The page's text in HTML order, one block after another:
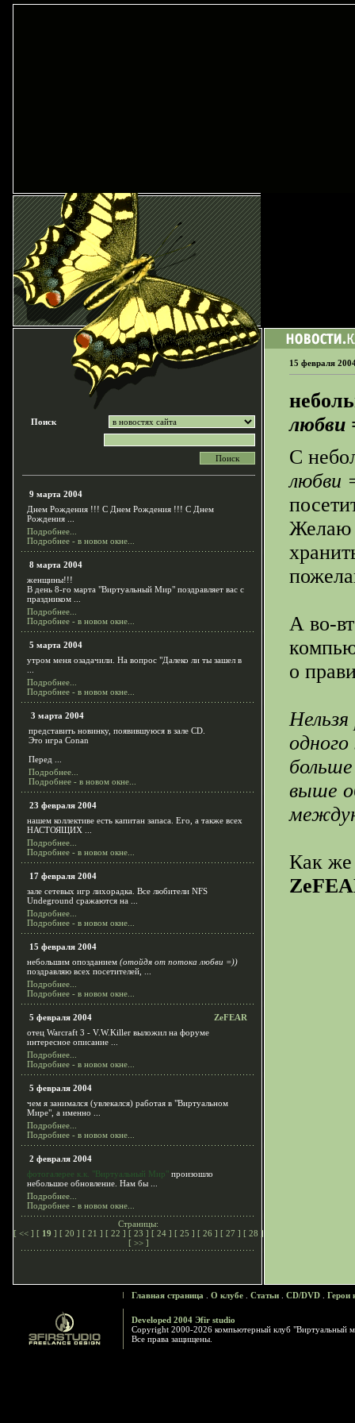
Поиск
9 марта 2004
Днем Рождения !!! C Днем Рождения !!! C Днем
Рождения ...
Подробнее...
Подробнее - в новом окне...
8 марта 2004
женщины!!!
В день 8-го марта "Виртуальный Мир" поздравляет вас с
праздником ...
Подробнее...
Подробнее - в новом окне...
5 марта 2004
утром меня озадачили. На вопрос "Далеко ли ты зашел в
Подробнее...
Подробнее - в новом окне...
3 марта 2004
представить новинку, появившуюся в зале CD.
Это игра Conan
Перед ...
Подробнее...
Подробнее - в новом окне...
23 февраля 2004
нашем коллективе есть капитан запаса. Его, а также всех
НАСТОЯЩИХ ...
Подробнее...
Подробнее - в новом окне...
17 февраля 2004
зале сетевых игр лихорадка. Все любители NFS
Undeground сражаются на ...
Подробнее...
Подробнее - в новом окне...
15 февраля 2004
небольшим опозданием (отойдя от потока любви =))
поздравляю всех посетителей, ...
Подробнее...
Подробнее - в новом окне...
5 февраля 2004
ZeFEAR
отец Warcraft 3 - V.W.Killer выложил на форуме
интересное описание ...
Подробнее...
Подробнее - в новом окне...
5 февраля 2004
чем я занимался (увлекался) работая в "Виртуальном
Мире", а именно ...
Подробнее...
Подробнее - в новом окне...
2 февраля 2004
фотогалерее к.к. "Виртуальный Мир" произошло
небольшое обновление. Нам бы ...
Подробнее...
Подробнее - в новом окне...
Страницы:
[ << ] [ 19 ] [ 20 ] [ 21 ] [ 22 ] [ 23 ] [ 24 ] [ 25 ] [ 26 ] [ 27 ] [ 28 ]
[ >> ]
15 февраля
любви
С
любви
Желаю
А во-
о
выше
Как
Главная страница О клубе Статьи CD/DVD Герои
Developed 2004 Эfir studio
Copyright 2000-2026 компьютерный клуб "Виртуальный
Все права защищены.